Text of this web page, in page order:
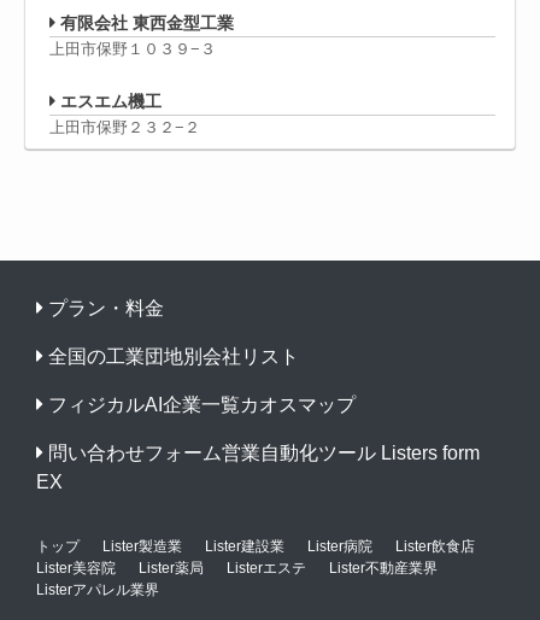
有限会社 東西金型工業
上田市保野１０３９−３
エスエム機工
上田市保野２３２−２
プラン・料金
全国の工業団地別会社リスト
フィジカルAI企業一覧カオスマップ
問い合わせフォーム営業自動化ツール Listers form
EX
トップ Lister製造業 Lister建設業 Lister病院
Lister飲食店
Lister美容院
Lister薬局 Listerエステ
Lister不動産業界
Listerアパレル業界